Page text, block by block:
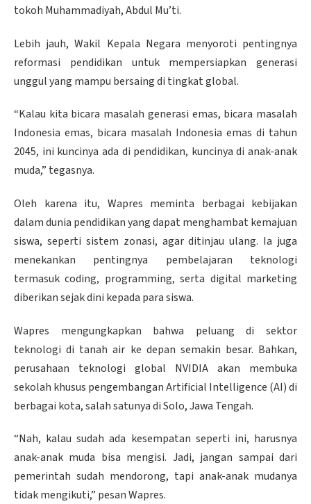
tokoh Muhammadiyah, Abdul Mu’ti.
Lebih jauh, Wakil Kepala Negara menyoroti pentingnya
reformasi pendidikan untuk mempersiapkan generasi
unggul yang mampu bersaing di tingkat global.
“Kalau kita bicara masalah generasi emas, bicara masalah
Indonesia emas, bicara masalah Indonesia emas di tahun
2045, ini kuncinya ada di pendidikan, kuncinya di anak-anak
muda,” tegasnya.
Oleh karena itu, Wapres meminta berbagai kebijakan
dalam dunia pendidikan yang dapat menghambat kemajuan
siswa, seperti sistem zonasi, agar ditinjau ulang. Ia juga
menekankan pentingnya pembelajaran teknologi
termasuk coding, programming, serta digital marketing
diberikan sejak dini kepada para siswa.
Wapres mengungkapkan bahwa peluang di sektor
teknologi di tanah air ke depan semakin besar. Bahkan,
perusahaan teknologi global NVIDIA akan membuka
sekolah khusus pengembangan Artificial Intelligence (AI) di
berbagai kota, salah satunya di Solo, Jawa Tengah.
“Nah, kalau sudah ada kesempatan seperti ini, harusnya
anak-anak muda bisa mengisi. Jadi, jangan sampai dari
pemerintah sudah mendorong, tapi anak-anak mudanya
tidak mengikuti,” pesan Wapres.